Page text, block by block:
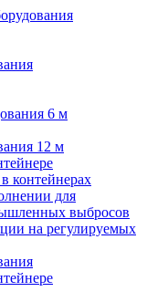
6 м
12 м
контейнерах
для
выбросов
на регулируемых